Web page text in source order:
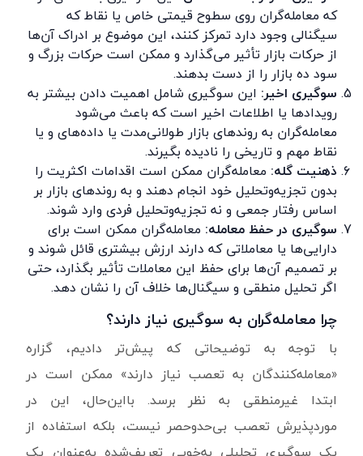
که معامله‌گران روی سطوح قیمتی خاص یا نقاط که
سیگنالی وجود دارد تمرکز کنند، این موضوع بر ادراک آن‌ها
از حرکات بازار تأثیر می‌گذارد و ممکن است حرکات بزرگ و
سود ده بازار را از دست بدهند.
سوگیری اخیر: این سوگیری شامل اهمیت دادن بیشتر به
رویدادها یا اطلاعات اخیر است که باعث می‌شود
معامله‌گران به روندهای بازار طولانی‌مدت یا داده‌های و یا
نقاط مهم و تاریخی را نادیده بگیرند.
ذهنیت گله: معامله‌گران ممکن است اقدامات اکثریت را
بدون تجزیه‌وتحلیل خود انجام دهند و به روندهای بازار بر
اساس رفتار جمعی و نه تجزیه‌وتحلیل فردی وارد شوند.
سوگیری در حفظ معامله: معامله‌گران ممکن است برای
دارایی‌ها یا معاملاتی که دارند ارزش بیشتری قائل شوند و
بر تصمیم آن‌ها برای حفظ این معاملات تأثیر بگذارد، حتی
اگر تحلیل منطقی و سیگنال‌ها خلاف آن را نشان دهد.
چرا معامله‌گران به سوگیری نیاز دارند؟
با توجه به توضیحاتی که پیش‌تر دادیم، گزاره
«معامله‌کنندگان به تعصب نیاز دارند» ممکن است در
ابتدا غیرمنطقی به نظر برسد. بااین‌حال، این در
موردپذیرش تعصب بی‌حدوحصر نیست، بلکه استفاده از